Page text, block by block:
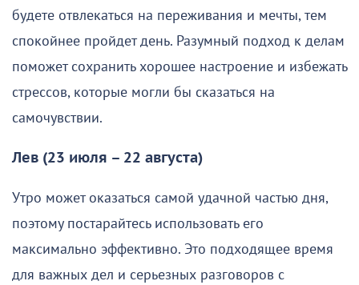
будете отвлекаться на переживания и мечты, тем
спокойнее пройдет день. Разумный подход к делам
поможет сохранить хорошее настроение и избежать
стрессов, которые могли бы сказаться на
самочувствии.
Лев (23 июля – 22 августа)
Утро может оказаться самой удачной частью дня,
поэтому постарайтесь использовать его
максимально эффективно. Это подходящее время
для важных дел и серьезных разговоров с